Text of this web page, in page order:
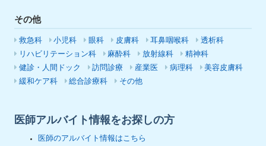
その他
救急科 小児科 眼科 皮膚科 耳鼻咽喉科
透析科
リハビリテーション科
麻酔科 放射線科
精神科
健診・人間ドック
訪問診療 産業医 病理科
美容皮膚科
緩和ケア科
総合診療科 その他
医師アルバイト情報をお探しの方
医師のアルバイト情報はこちら